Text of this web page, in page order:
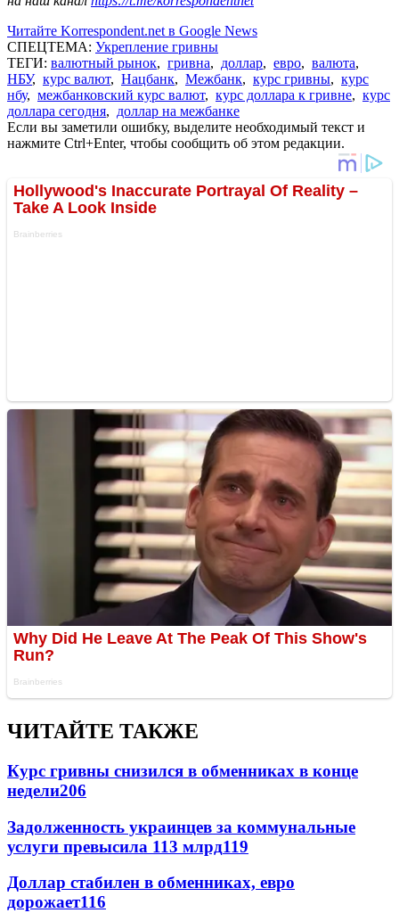
Читайте Korrespondent.net в Google News
СПЕЦТЕМА: Укрепление гривны
ТЕГИ: валютный рынок, гривна, доллар, евро, валюта,
НБУ, курс валют, Нацбанк, Межбанк, курс гривны, курс
нбу, межбанковский курс валют, курс доллара к гривне, курс
доллара сегодня, доллар на межбанке
Если вы заметили ошибку, выделите необходимый текст и
нажмите Ctrl+Enter, чтобы сообщить об этом редакции.
ЧИТАЙТЕ ТАКЖЕ
Курс гривны снизился в обменниках в конце
недели206
Задолженность украинцев за коммунальные
услуги превысила 113 млрд119
Доллар стабилен в обменниках, евро
дорожает116